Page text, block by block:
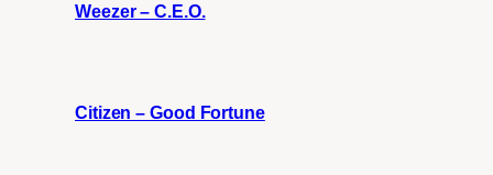
Weezer – C.E.O.
Citizen – Good Fortune